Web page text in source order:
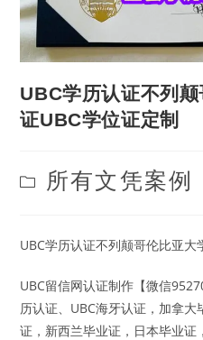
UBC学历认证不列
证UBC学位证定制
Post
category:
所有文凭案例
UBC学历认证不列颠哥伦比亚大
UBC留信网认证制作【微信
历认证、UBC海牙认证，加拿
证，新西兰毕业证，日本毕业证